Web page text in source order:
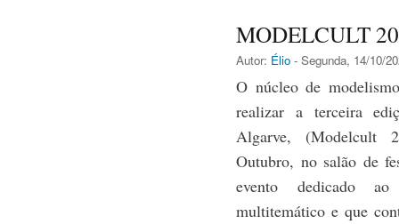
MODELCULT
Autor: Élio - Segunda, 14/10/
O núcleo de
realizar a terceira
Algarve, (Modelcult
Outubro, no salão de
evento dedicado
multitemático e que